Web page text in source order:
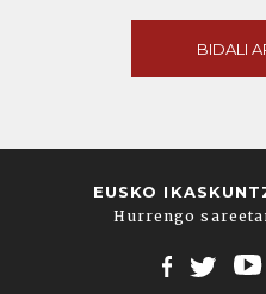
BIDALI
EUSKO
Hurrengo